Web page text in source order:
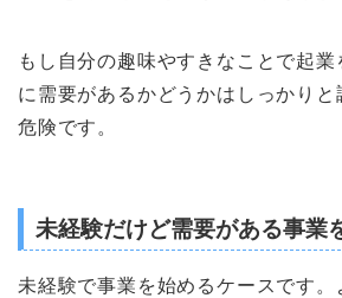
もし自分の趣味やすきなことで起業
に需要があるかどうかはしっかりと
危険です。
未経験だけど需要がある事業
未経験で事業を始めるケースです。